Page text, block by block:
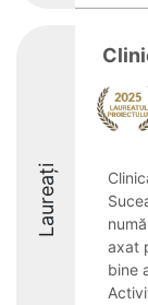
Laureați
axat
bine